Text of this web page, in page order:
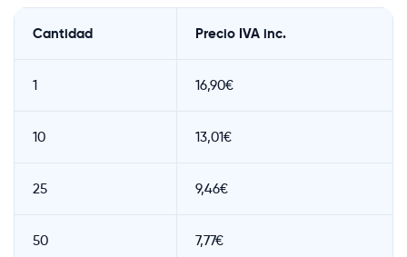
Cantidad Precio IVA inc.
1 16,90€
10 13,01€
25 9,46€
50 7,77€